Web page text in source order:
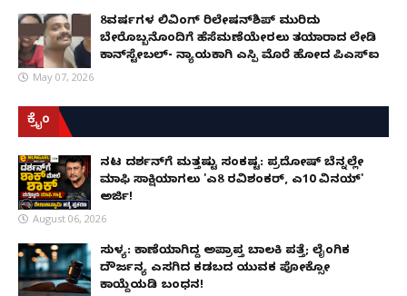
8ವರ್ಷಗಳ ಲಿವಿಂಗ್‌ ರಿಲೇಷನ್‌ಶಿಪ್ ಮುರಿದು
ಬೇರೊಬ್ಬನೊಂದಿಗೆ ಹೆಸೆಮಣೆಯೇರಲು ತಯಾರಾದ ಲೇಡಿ
ಕಾನ್‌ಸ್ಟೇಬಲ್- ನ್ಯಾಯಕ್ಕಾಗಿ ಎಸ್ಪಿ ಮೊರೆ ಹೋದ ಪಿಎಸ್ಐ
May 07, 2026
ಕ್ರೈಂ
ನಟ ದರ್ಶನ್‌ಗೆ ಮತ್ತಷ್ಟು ಸಂಕಷ್ಟ: ಪ್ರದೋಷ್ ಬೆನ್ನಲ್ಲೇ
ಮಾಫಿ ಸಾಕ್ಷಿಯಾಗಲು 'ಎ8 ರವಿಶಂಕರ್, ಎ10 ವಿನಯ್'
ಅರ್ಜಿ!
August 06, 2026
ಸುಳ್ಯ: ಕಾಣೆಯಾಗಿದ್ದ ಅಪ್ರಾಪ್ತ ಬಾಲಕಿ ಪತ್ತೆ; ಲೈಂಗಿಕ
ದೌರ್ಜನ್ಯ ಎಸಗಿದ ಕಡಬದ ಯುವಕ ಪೋಕ್ಸೋ
ಕಾಯ್ದೆಯಡಿ ಬಂಧನ!